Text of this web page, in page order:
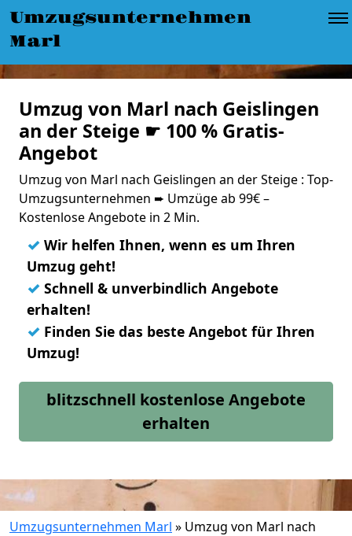
Umzugsunternehmen
Marl
Umzug von Marl nach Geislingen
an der Steige ☛ 100 % Gratis-
Angebot
Umzug von Marl nach Geislingen an der Steige : Top-
Umzugsunternehmen ➨ Umzüge ab 99€ –
Kostenlose Angebote in 2 Min.
✓ Wir helfen Ihnen, wenn es um Ihren
Umzug geht!
✓ Schnell & unverbindlich Angebote
erhalten!
✓ Finden Sie das beste Angebot für Ihren
Umzug!
blitzschnell kostenlose Angebote
erhalten
Umzugsunternehmen Marl » Umzug von Marl nach